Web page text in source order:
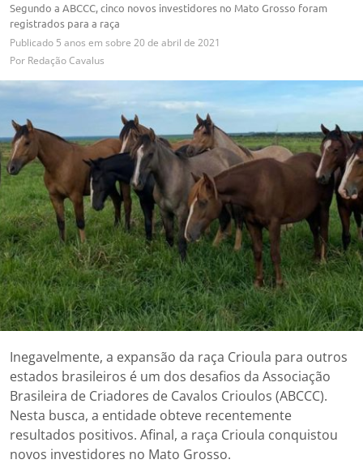
Segundo a ABCCC, cinco novos investidores no Mato Grosso foram
registrados para a raça
Publicado 5 anos em sobre 20 de abril de 2021
Por Redação Cavalus
Inegavelmente, a expansão da raça Crioula para outros
estados brasileiros é um dos desafios da Associação
Brasileira de Criadores de Cavalos Crioulos (ABCCC).
Nesta busca, a entidade obteve recentemente
resultados positivos. Afinal, a raça Crioula conquistou
novos investidores no Mato Grosso.